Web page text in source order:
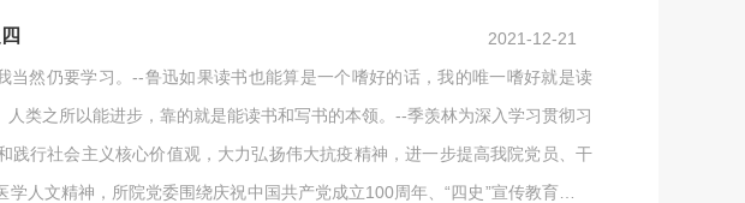
2021-12-21
然仍要学习。--鲁迅如果读书也能算是一个嗜好的话，我的唯一嗜好就是读
类之所以能进步，靠的就是能读书和写书的本领。--季羡林为深入学习贯彻习
践行社会主义核心价值观，大力弘扬伟大抗疫精神，进一步提高我院党员、干
人文精神，所院党委围绕庆祝中国共产党成立100周年、“四史”宣传教育和北